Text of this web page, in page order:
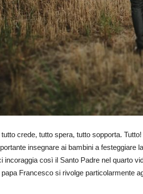
crede, tutto spera, tutto sopporta.
insegnare ai bambini a festeggiare
incoraggia così il Santo Padre nel quarto
Francesco si rivolge particolarmente